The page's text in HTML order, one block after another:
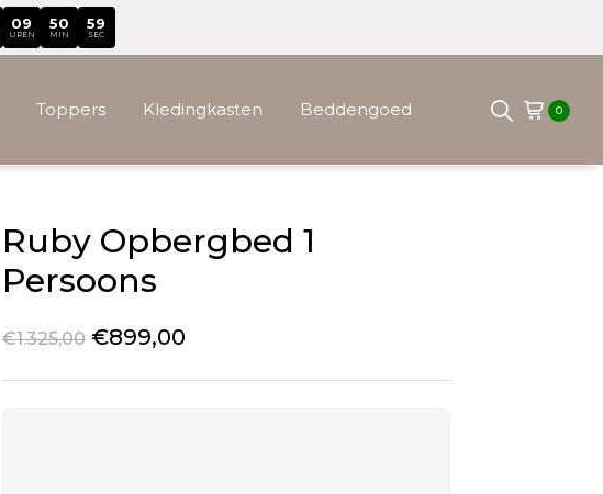
09
UREN
50
MIN
57
SEC
Toppers Kledingkasten Beddengoed 0
Ruby Opbergbed 1
Persoons
€1.325,00 €899,00